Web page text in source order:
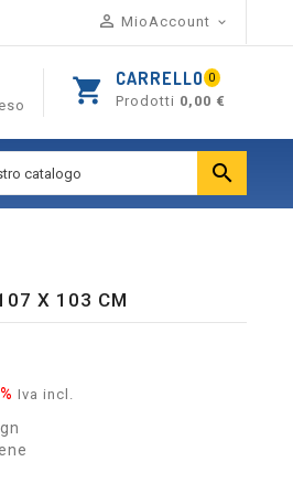
 MioAccount 
shopping_cart CARRELLO 0
Prodotti 0,00 €

X 103 CM
Iva incl.